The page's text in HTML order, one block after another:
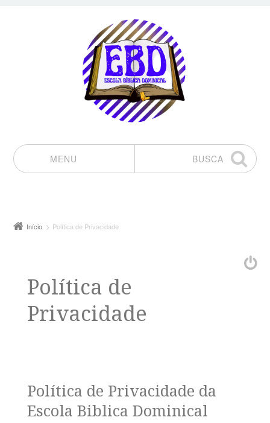
MENU
BUSCA
Início Política de Privacidade
Política de
Privacidade
Política de Privacidade da
Escola Biblica Dominical